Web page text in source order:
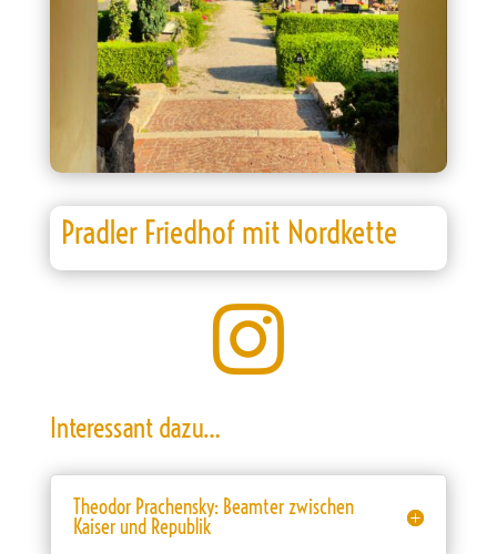
Pradler Friedhof mit Nordkette

Interessant dazu…
Theodor Prachensky: Beamter zwischen
Kaiser und Republik